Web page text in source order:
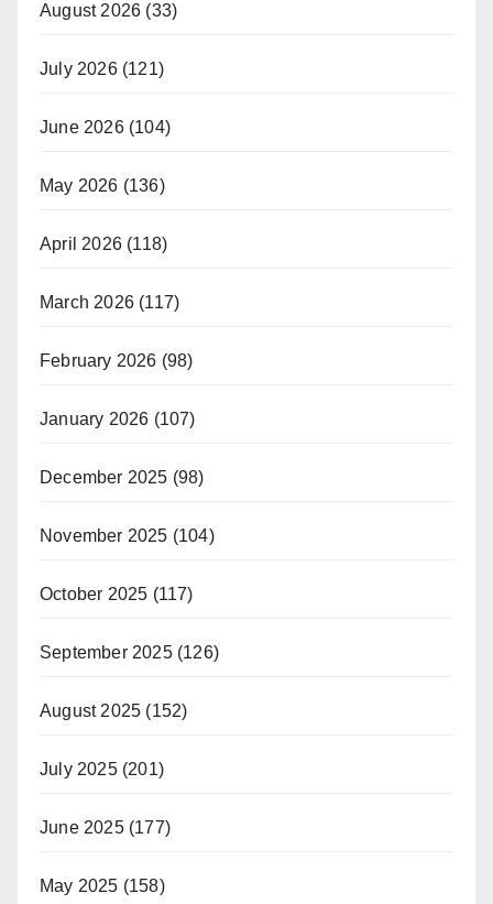
August 2026 (33)
July 2026(121)
June 2026(104)
May 2026 (136)
April 2026 (118)
March 2026 (117)
February 2026 (98)
January 2026 (107)
December 2025 (98)
November 2025 (104)
October 2025 (117)
September 2025(126)
August 2025 (152)
July 2025(201)
June 2025(177)
May 2025 (158)